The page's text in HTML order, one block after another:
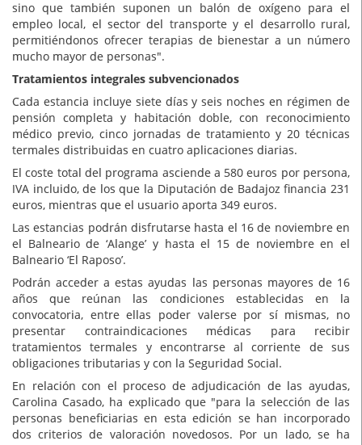
sino que también suponen un balón de oxígeno para el
empleo local, el sector del transporte y el desarrollo rural,
permitiéndonos ofrecer terapias de bienestar a un número
mucho mayor de personas".
Tratamientos integrales subvencionados
Cada estancia incluye siete días y seis noches en régimen de
pensión completa y habitación doble, con reconocimiento
médico previo, cinco jornadas de tratamiento y 20 técnicas
termales distribuidas en cuatro aplicaciones diarias.
El coste total del programa asciende a 580 euros por persona,
IVA incluido, de los que la Diputación de Badajoz financia 231
euros, mientras que el usuario aporta 349 euros.
Las estancias podrán disfrutarse hasta el 16 de noviembre en
el Balneario de ‘Alange’ y hasta el 15 de noviembre en el
Balneario ‘El Raposo’.
Podrán acceder a estas ayudas las personas mayores de 16
años que reúnan las condiciones establecidas en la
convocatoria, entre ellas poder valerse por sí mismas, no
presentar contraindicaciones médicas para recibir
tratamientos termales y encontrarse al corriente de sus
obligaciones tributarias y con la Seguridad Social.
En relación con el proceso de adjudicación de las ayudas,
Carolina Casado, ha explicado que "para la selección de las
personas beneficiarias en esta edición se han incorporado
dos criterios de valoración novedosos. Por un lado, se ha